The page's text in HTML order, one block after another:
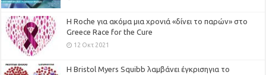
H Roche για ακόμα μια χρονιά «δίνει το παρών» στο
Greece Race for the Cure
12 Οκτ 2021
Η Bristol Myers Squibb λαμβάνει έγκρισηγια το